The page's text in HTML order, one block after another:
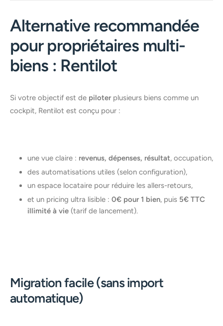
Alternative recommandée
pour propriétaires multi-
biens : Rentilot
Si votre objectif est de piloterplusieurs biens comme un
cockpit, Rentilot est conçu pour :
une vue claire : revenus, dépenses, résultat, occupation,
des automatisations utiles (selon configuration),
un espace locataire pour réduire les allers-retours,
et un pricing ultra lisible : 0€ pour 1 bien, puis 5€ TTC
illimité à vie (tarif de lancement).
Migration facile (sans import
automatique)